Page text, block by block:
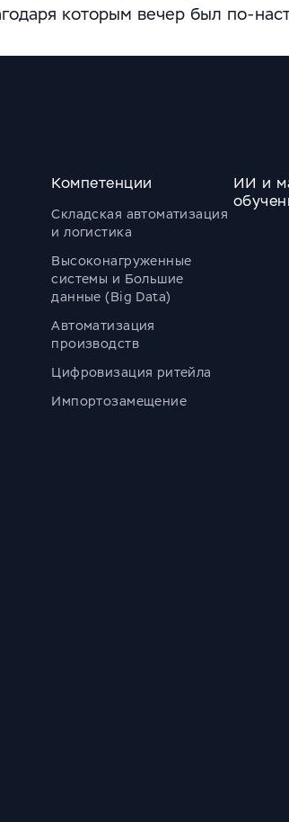
которым вечер был по-
Компетенции
Складская автоматизация
и логистика
Высоконагруженные
системы и Большие
данные (Big Data)
Автоматизация
производств
Цифровизация ритейла
Импортозамещение
ИИ и